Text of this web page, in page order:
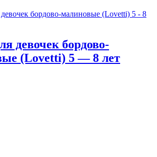
девочек бордово-
(Lovetti) 5 — 8 лет